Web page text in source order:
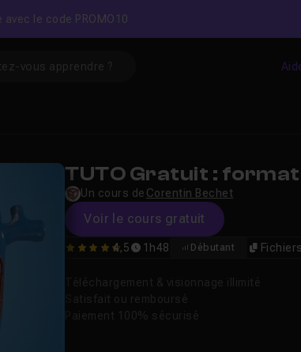
le code PROMO10
TUTO Gratuit :
Un cours de Corentin Bechet
Voir le cours gratuit
4.5 4,5 1h48 Débutant